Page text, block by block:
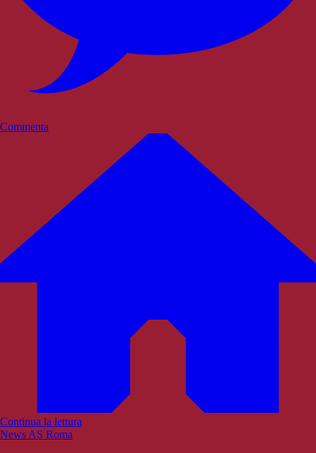
Commenta
Continua la lettura
News AS Roma